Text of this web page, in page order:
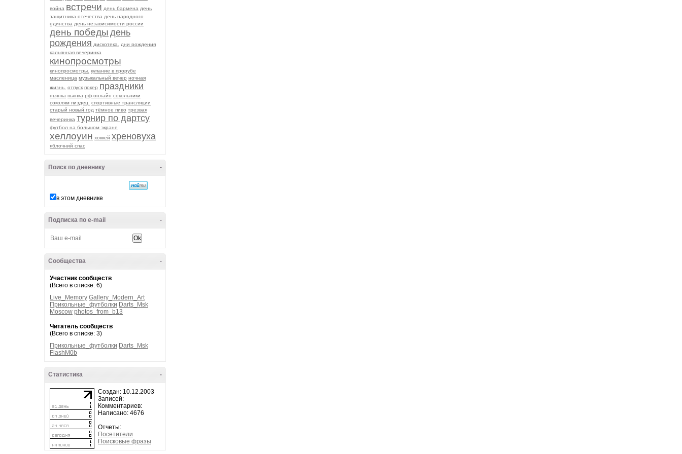
война встречи день бармена день
защитника отечества день народного
единства день независимости россии
день победы день
рождения дискотека.
дни рождения
кальянная вечеринка
кинопросмотры
кинопросмотры. купание в прорубе
масленица музыкальный вечер ночная
жизнь. отпуск покер праздники
пъянка пьянка рф-онлайн сокольники
соколям пиздец.
спортивные трансляции
старый новый год тёмное пиво трезвая
вечеринка турнир по дартсу
футбол на большом экране
хеллоуин хоккей хреновуха
яблочний спас
-
Поиск по дневнику
в этом дневнике
-
Подписка по e-mail
-
Сообщества
Участник сообществ
(Всего в списке: 6)
Live_Memory Gallery_Modern_Art
Прикольные_футболки Darts_Msk
Moscow photos_from_b13
Читатель сообществ
(Всего в списке: 3)
Прикольные_футболки Darts_Msk
FlashM0b
-
Статистика
Создан: 10.12.2003
Записей:
Комментариев:
Написано: 4676
Отчеты:
Посетители
Поисковые фразы